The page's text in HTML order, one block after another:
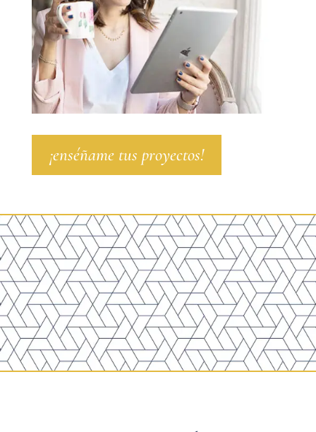
¡enséñame tus proyectos!